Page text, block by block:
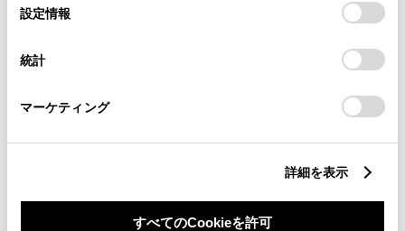
デバイスにすべてのCookie(クッキー)が保存されることに同
意したことになります。Cookie(クッキー)のオプトアウト、
設定の変更、同意を撤回したりするにあたっては、当社の
「Cookie（クッキー）情報の取り扱いについて
」をご覧くだ
設定情報
統計
マーケティング
詳細を表示
すべてのCookieを許可
2025年